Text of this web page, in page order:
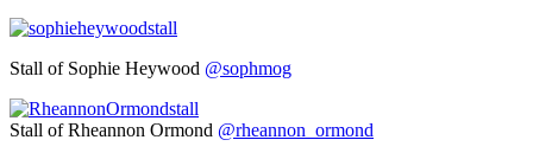
Stall of Sophie Heywood @sophmog
Stall of Rheannon Ormond @rheannon_ormond